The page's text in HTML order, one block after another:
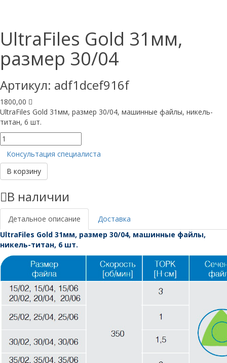
UltraFiles Gold 31мм,
размер 30/04
Артикул: adf1dcef916f
1800,00
UltraFiles Gold 31мм, размер 30/04, машинные файлы, никель-
титан, 6 шт.
Количество
товара
UltraFiles
Gold
31мм,
30/04
Консультация специалиста
В корзину
В наличии
Детальное описание
Доставка
UltraFiles Gold 31мм, размер 30/04, машинные файлы,
никель-титан, 6 шт.